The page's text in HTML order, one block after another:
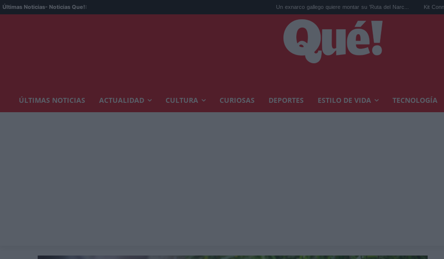
Últimas Noticias- Noticias Que!: Un exnarco gallego quiere montar su 'Ruta del Narc... Kit Connor será Cíclope
ÚLTIMAS NOTICIAS ACTUALIDAD CULTURA CURIOSAS DEPORTES ESTILO DE VIDA TECNOLOGÍA